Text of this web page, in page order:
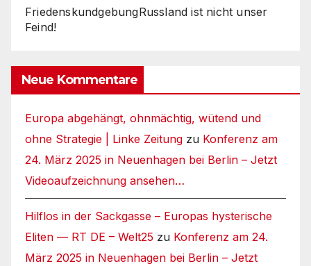
FriedenskundgebungRussland ist nicht unser
Feind!
Neue Kommentare
Europa abgehängt, ohnmächtig, wütend und
ohne Strategie | Linke Zeitung zu Konferenz am
24. März 2025 in Neuenhagen bei Berlin – Jetzt
Videoaufzeichnung ansehen…
Hilflos in der Sackgasse – Europas hysterische
Eliten — RT DE – Welt25 zu Konferenz am 24.
März 2025 in Neuenhagen bei Berlin – Jetzt